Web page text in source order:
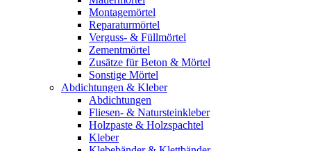
Montagemörtel
Reparaturmörtel
Verguss- & Füllmörtel
Zementmörtel
Zusätze für Beton & Mörtel
Sonstige Mörtel
Abdichtungen & Kleber
Abdichtungen
Fliesen- & Natursteinkleber
Holzpaste & Holzspachtel
Kleber